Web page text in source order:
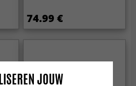
74.99 €
JOUW